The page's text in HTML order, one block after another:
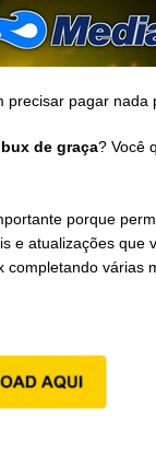
precisar pagar nada
de graça? Você
porque
e atualizações que
várias